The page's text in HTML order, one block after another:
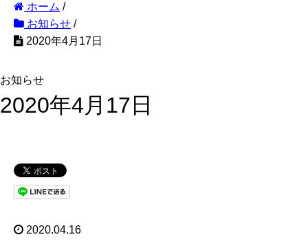
ホーム /
お知らせ /
2020年4月17日
お知らせ
2020年4月17日
2020.04.16